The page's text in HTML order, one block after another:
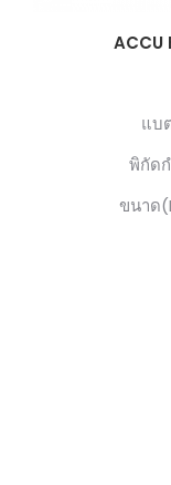
ACCU
แบ
พิกัดก
ขนาด